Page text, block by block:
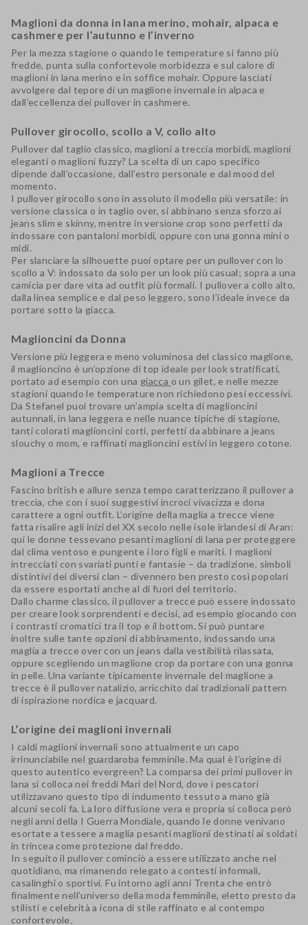
Maglioni da donna in lana merino, mohair, alpaca e
cashmere per l’autunno e l’inverno
Per la mezza stagione o quando le temperature si fanno più
fredde, punta sulla confortevole morbidezza e sul calore di
maglioni in lana merino e in soffice mohair. Oppure lasciati
avvolgere dal tepore di un maglione invernale in alpaca e
dall’eccellenza deipullover in cashmere.
Pullover girocollo, scollo a V, collo alto
Pullover dal taglio classico, maglioni a treccia morbidi, maglioni
eleganti o maglioni fuzzy? La scelta di un capo specifico
dipende dall’occasione, dall’estro personale e dal mood del
momento.
I pullover girocollo sono in assoluto il modello più versatile: in
versione classica o in taglio over, si abbinano senza sforzo ai
jeans slim e skinny, mentre in versione crop sono perfetti da
indossare con pantaloni morbidi, oppure con una gonna mini o
midi.
Per slanciare la silhouette puoi optare per un pullover con lo
scollo a V: indossato da solo per un look più casual; sopra a una
camicia per dare vita ad outfit più formali. I pullover a collo alto,
dalla linea semplice e dal peso leggero, sono l’ideale invece da
portare sotto la giacca.
Maglioncini da Donna
Versione più leggera e meno voluminosa del classico maglione,
ilmaglioncino è un’opzione di top ideale per look stratificati,
portato ad esempio con una giacca o un gilet, e nelle mezze
stagioni quando le temperature non richiedono pesi eccessivi.
Da Stefanel puoi trovare un’ampia scelta di maglioncini
autunnali, in lana leggera e nelle nuance tipiche di stagione,
tanti coloratimaglioncini corti, perfetti da abbinare a jeans
slouchy o mom, e raffinati maglioncini estiviin leggero cotone.
Maglioni a Trecce
Fascino british e allure senza tempo caratterizzano il pullover a
treccia, che con i suoi suggestivi incroci vivacizza e dona
carattere a ogni outfit. L’origine dellamaglia a trecce viene
fatta risalire agli inizi del XX secolo nelle isole irlandesi di Aran:
qui le donne tessevano pesanti maglioni di lana per proteggere
dal clima ventoso e pungente i loro figli e mariti. I maglioni
intrecciati con svariati punti e fantasie – da tradizione, simboli
distintivi dei diversi clan – divennero ben presto così popolari
da essere esportati anche al di fuori del territorio.
Dallo charme classico, il pullover a trecce può essere indossato
per creare look sorprendenti e decisi, ad esempio giocando con
i contrasti cromatici tra il top e il bottom. Si può puntare
inoltre sulle tante opzioni di abbinamento, indossando una
maglia a trecce over con un jeans dalla vestibilità rilassata,
oppure scegliendo un maglione crop da portare con una gonna
in pelle. Una variante tipicamente invernale del maglione a
trecce è il pullover natalizio, arricchito dai tradizionali pattern
di ispirazione nordica e jacquard.
L’origine dei maglioni invernali
I caldimaglioni invernali sono attualmente un capo
irrinunciabile nel guardaroba femminile. Ma qual è l’origine di
questo autentico evergreen? La comparsa dei primi pullover in
lana si colloca nei freddi Mari del Nord, dove i pescatori
utilizzavano questo tipo di indumento tessuto a mano già
alcuni secoli fa. La loro diffusione vera e propria si colloca però
negli anni della I Guerra Mondiale, quando le donne venivano
esortate a tessere a maglia pesanti maglioni destinati ai soldati
in trincea come protezione dal freddo.
In seguito il pullover cominciò a essere utilizzato anche nel
quotidiano, ma rimanendo relegato a contesti informali,
casalinghi o sportivi. Fu intorno agli anni Trenta che entrò
finalmente nell’universo della moda femminile, eletto presto da
stilisti e celebrità a icona di stile raffinato e al contempo
confortevole.